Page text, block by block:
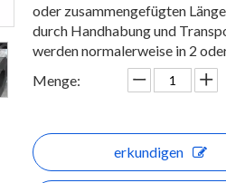
oder zusammengefügten
durch Handhabung und
werden normalerweise in 2
Menge:
erkundigen